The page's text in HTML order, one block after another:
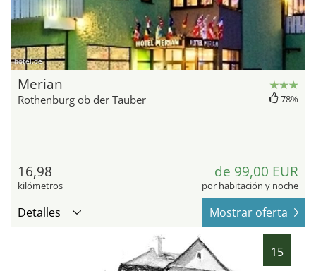
hotel.de
Merian
Rothenburg ob der Tauber 78%
16,98
kilómetros
de 99,00 EUR
por habitación y noche
Detalles Mostrar oferta
15